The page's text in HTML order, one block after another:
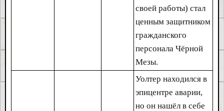
своей работы) стал
ценным защитником
гражданского
персонала Чёрной
Мезы.
Уолтер находился в
эпицентре аварии,
но он нашёл в себе